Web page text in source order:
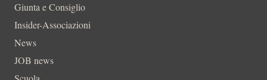
Giunta e Consiglio
Insider-Associazioni
News
JOB news